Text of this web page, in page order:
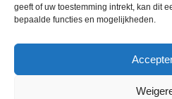
geeft of uw toestemming intrekt, kan dit
bepaalde functies en mogelijkheden.
RTV SLOS
RTV SLOS